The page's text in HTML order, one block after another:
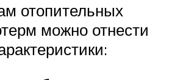
отопительных
можно отнести